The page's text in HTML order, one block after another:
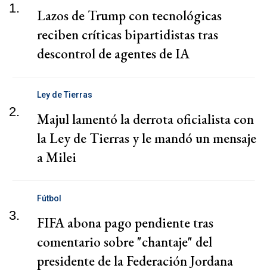
1.
Lazos de Trump con tecnológicas
reciben críticas bipartidistas tras
descontrol de agentes de IA
2.
Ley de Tierras
Majul lamentó la derrota oficialista con
la Ley de Tierras y le mandó un mensaje
a Milei
3.
Fútbol
FIFA abona pago pendiente tras
comentario sobre "chantaje" del
presidente de la Federación Jordana